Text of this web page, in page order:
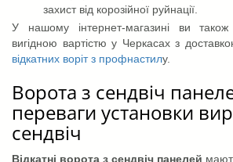
захист від корозійної руйнації.
У нашому інтернет-магазині ви
вигідною вартістю у Черкасах з
відкатних воріт з профнастилу.
Ворота з сендвіч
переваги установки
сендвіч
Відкатні ворота з сендвіч панелей